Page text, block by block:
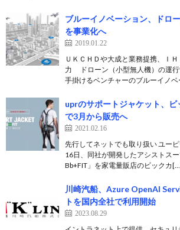
ブルーイノベーション、ドロ
を事業化へ
2019.01.22
ＵＫＣＨＤや大成と業務提携、Ｉ
力 ドローン（小型無人機）の運行
手掛けるベンチャーのブルーイノ
uprのサポートジャケット、
で3月から販売へ
2021.02.16
先行してネットでも取り扱い ユー
16日、同社が開発したアシストス
Bb+FIT」を家電量販店のビックカ
川崎汽船、Azure OpenAI
トを国内全社で利用開始
2023.08.29